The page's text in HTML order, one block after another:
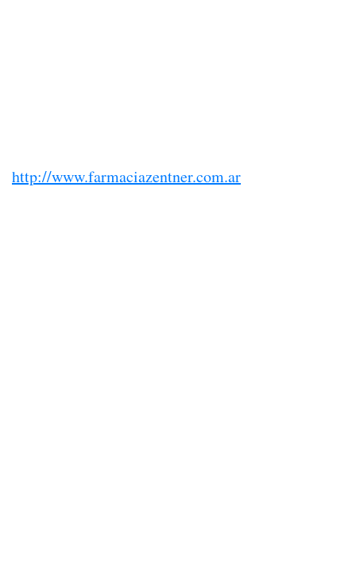
http://www.farmaciazentner.com.ar